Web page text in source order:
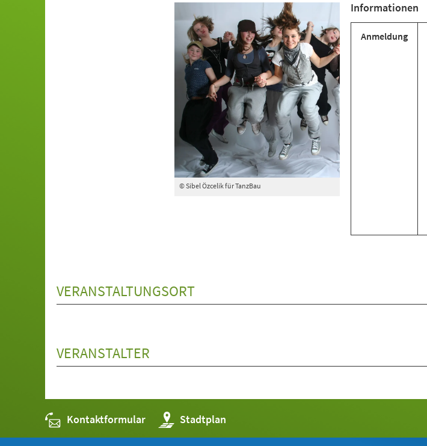
© Sibel Özcelik für TanzBau
Informationen
Anmeldung
VERANSTALTUNGSORT
VERANSTALTER
Kontaktformular Stadtplan
(Öffnet
in
einem